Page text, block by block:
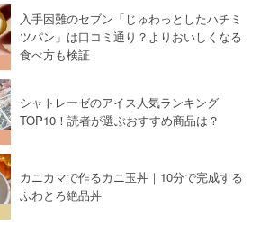
入手困難のセブン「じゅわっとしたハチミ
ツパン」は口コミ通り？よりおいしくなる
食べ方も検証
シャトレーゼのアイス人気ランキング
TOP10！読者が選ぶおすすめ商品は？
カニカマで作るカニ玉丼｜10分で完成する
ふわとろ絶品丼